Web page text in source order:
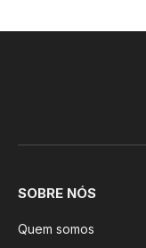
SOBRE NÓS
Quem somos